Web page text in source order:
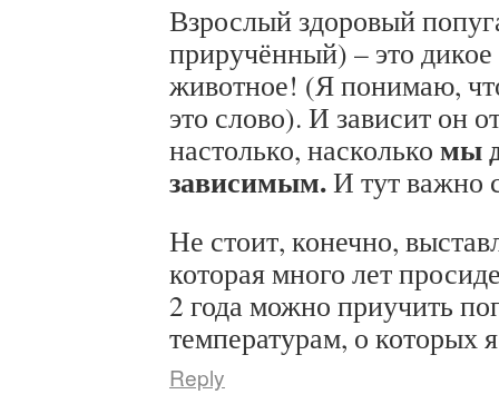
Взрослый здоровый
приручённый) – это дикое
животное! (Я понимаю,
это слово). И зависит он
настолько, насколько мы
зависимым.И тут важно
Не стоит, конечно,
которая много лет
2 года можно приучить
температурам, о которых
Reply